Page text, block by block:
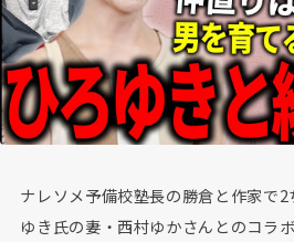
ナレソメ予備校塾長の勝倉と作家で
ゆき氏の妻・西村ゆかさんとのコラ